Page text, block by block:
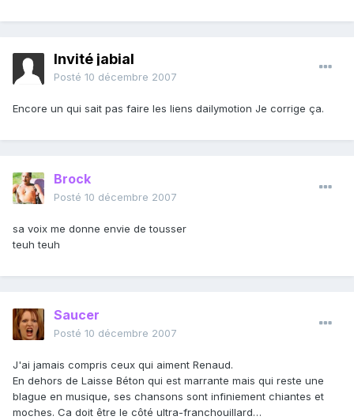
Invité jabial
Posté 10 décembre 2007
Encore un qui sait pas faire les liens dailymotion Je corrige ça.
Brock
Posté 10 décembre 2007
sa voix me donne envie de tousser
teuh teuh
Saucer
Posté 10 décembre 2007
J'ai jamais compris ceux qui aiment Renaud.
En dehors de Laisse Béton qui est marrante mais qui reste une
blague en musique, ses chansons sont infiniement chiantes et
moches. Ca doit être le côté ultra-franchouillard…